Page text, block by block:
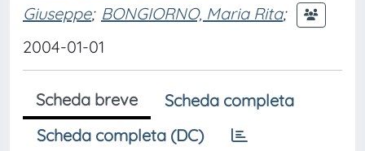
Giuseppe; BONGIORNO, Maria Rita;
2004-01-01
Scheda breve
Scheda completa
Scheda completa (DC)